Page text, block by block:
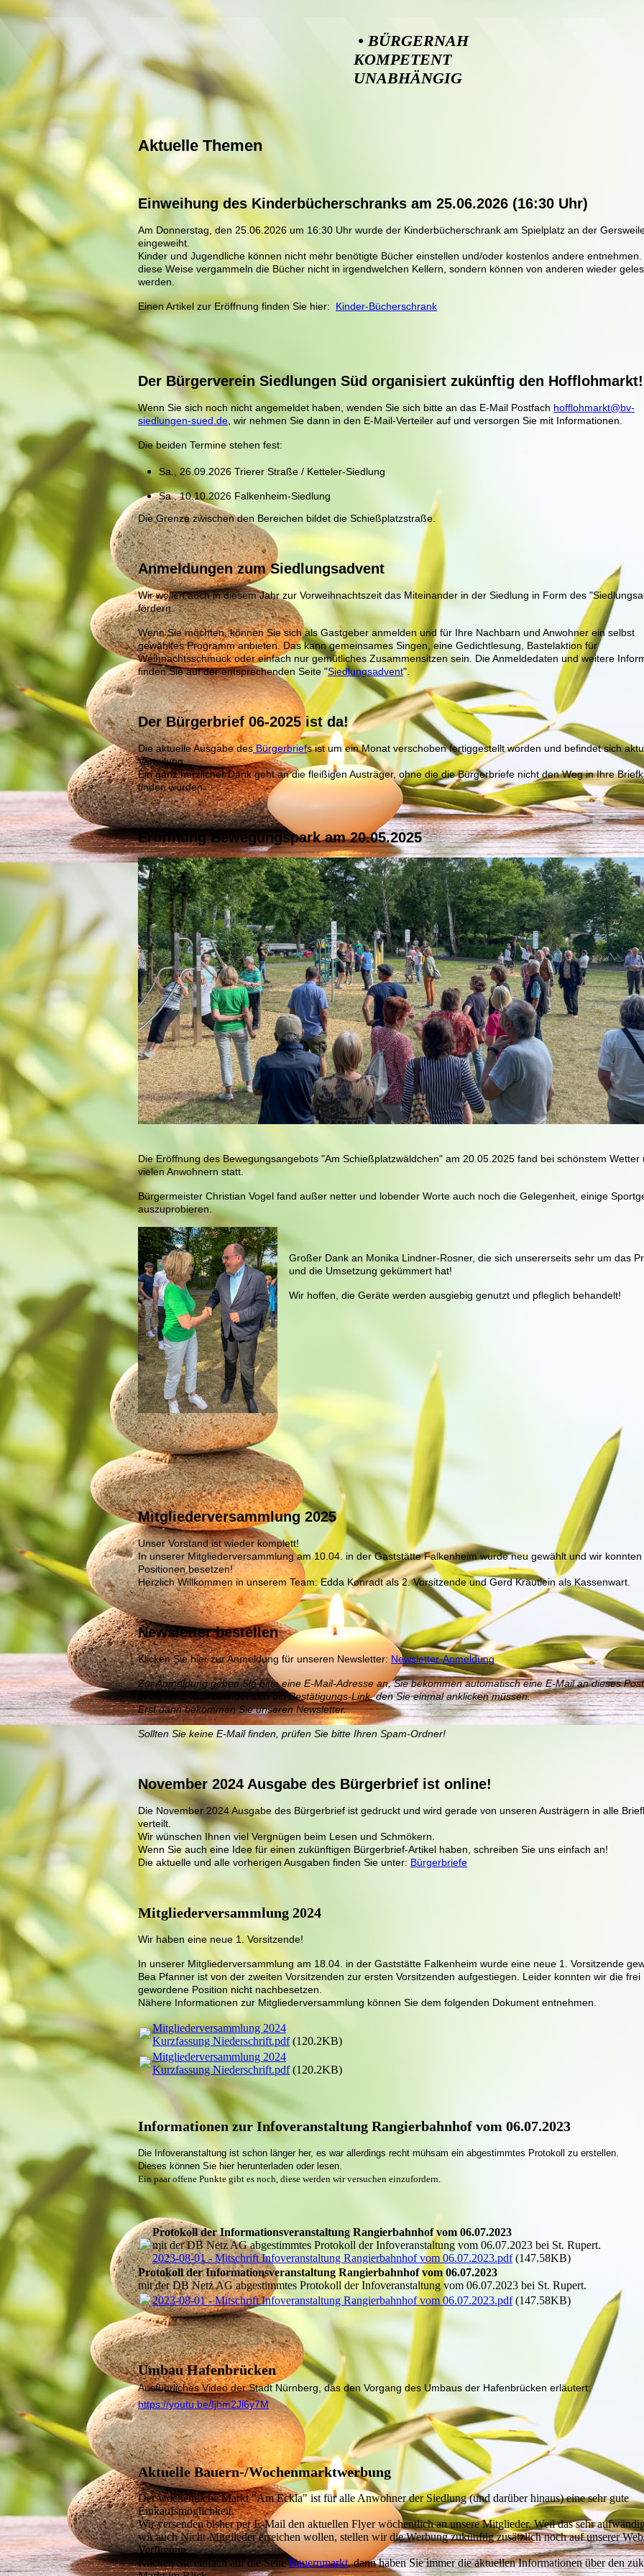
• BÜRGERNAH
KOMPETENT
UNABHÄNGIG
Aktuelle Themen
Einweihung des Kinderbücherschranks am 25.06.2026 (16:30 Uhr)
Am Donnerstag, den 25.06.2026 um 16:30 Uhr wurde der Kinderbücherschrank am Spielplatz an der
eingeweiht.
Kinder und Jugendliche können nicht mehr benötigte Bücher einstellen und/oder kostenlos andere entnehmen.
diese Weise vergammeln die Bücher nicht in irgendwelchen Kellern, sondern können von anderen wieder
werden.
Einen Artikel zur Eröffnung finden Sie hier: Kinder-Bücherschrank
Der Bürgerverein Siedlungen Süd organisiert zukünftig den Hofflohmarkt!
Wenn Sie sich noch nicht angemeldet haben, wenden Sie sich bitte an das E-Mail Postfach hofflohmarkt@bv-
siedlungen-sued.de, wir nehmen Sie dann in den E-Mail-Verteiler auf und versorgen Sie mit Informationen.
Die beiden Termine stehen fest:
Sa., 26.09.2026 Trierer Straße / Ketteler-Siedlung
Sa., 10.10.2026 Falkenheim-Siedlung
Die Grenze zwischen den Bereichen bildet die Schießplatzstraße.
Anmeldungen zum Siedlungsadvent
Wir wollen auch in diesem Jahr zur Vorweihnachtszeit das Miteinander in der Siedlung in Form des
fördern.
Wenn Sie möchten, können Sie sich als Gastgeber anmelden und für Ihre Nachbarn und Anwohner ein selbst
gewähltes Programm anbieten. Das kann gemeinsames Singen, eine Gedichtlesung, Bastelaktion für
Weihnachtsschmuck oder einfach nur gemütliches Zusammensitzen sein. Die Anmeldedaten und weitere
finden Sie auf der entsprechenden Seite "Siedlungsadvent".
Der Bürgerbrief 06-2025 ist da!
Die aktuelle Ausgabe desBürgerbriefs ist um ein Monat verschoben fertiggestellt worden und befindet sich
Verteilung.
Ein ganz herzlicher Dank geht an die fleißigen Austräger, ohne die die Bürgerbriefe nicht den Weg in Ihre
finden würden.
Eröffnung Bewegungspark am 20.05.2025
Die Eröffnung des Bewegungsangebots "Am Schießplatzwäldchen" am 20.05.2025 fand bei schönstem Wetter
vielen Anwohnern statt.
Bürgermeister Christian Vogel fand außer netter und lobender Worte auch noch die Gelegenheit, einige
auszuprobieren.
Großer Dank an Monika Lindner-Rosner, die sich unsererseits sehr um das
und die Umsetzung gekümmert hat!
Wir hoffen, die Geräte werden ausgiebig genutzt und pfleglich behandelt!
Mitgliederversammlung 2025
Unser Vorstand ist wieder komplett!
In unserer Mitgliederversammlung am 10.04. in der Gaststätte Falkenheim wurde neu gewählt und wir konnten
Positionen besetzen!
Herzlich Willkommen in unserem Team: Edda Konradt als 2. Vorsitzende und Gerd Kräutlein als Kassenwart.
Newsletter bestellen
Klicken Sie hier zur Anmeldung für unseren Newsletter: Newsletter-Anmeldung
Zur Anmeldung geben Sie bitte eine E-Mail-Adresse an, Sie bekommen automatisch eine E-Mail an dieses
In dieser E-Mail befindet sich ein Bestätigungs-Link, den Sie einmal anklicken müssen.
Erst dann bekommen Sie unseren Newsletter.
Sollten Sie keine E-Mail finden, prüfen Sie bitte Ihren Spam-Ordner!
November 2024 Ausgabe des Bürgerbrief ist online!
Die November 2024 Ausgabe des Bürgerbrief ist gedruckt und wird gerade von unseren Austrägern in alle
verteilt.
Wir wünschen Ihnen viel Vergnügen beim Lesen und Schmökern.
Wenn Sie auch eine Idee für einen zukünftigen Bürgerbrief-Artikel haben, schreiben Sie uns einfach an!
Die aktuelle und alle vorherigen Ausgaben finden Sie unter: Bürgerbriefe
Mitgliederversammlung 2024
Wir haben eine neue 1. Vorsitzende!
In unserer Mitgliederversammlung am 18.04. in der Gaststätte Falkenheim wurde eine neue 1. Vorsitzende
Bea Pfanner ist von der zweiten Vorsitzenden zur ersten Vorsitzenden aufgestiegen. Leider konnten wir die frei
gewordene Position nicht nachbesetzen.
Nähere Informationen zur Mitgliederversammlung können Sie dem folgenden Dokument entnehmen.
Mitgliederversammlung 2024
Kurzfassung Niederschrift.pdf(120.2KB)
Mitgliederversammlung 2024
Kurzfassung Niederschrift.pdf(120.2KB)
Informationen zur Infoveranstaltung Rangierbahnhof vom 06.07.2023
Die Infoveranstaltung ist schon länger her, es war allerdings recht mühsam ein abgestimmtes Protokoll zu erstellen.
Dieses können Sie hier herunterladen oder lesen.
Ein paar offene Punkte gibt es noch, diese werden wir versuchen einzufordern.
Protokoll der Informationsveranstaltung Rangierbahnhof vom 06.07.2023
mit der DB Netz AG abgestimmtes Protokoll der Infoveranstaltung vom 06.07.2023 bei St. Rupert.
2023-08-01 - Mitschrift Infoveranstaltung Rangierbahnhof vom 06.07.2023.pdf(147.58KB)
Protokoll der Informationsveranstaltung Rangierbahnhof vom 06.07.2023
mit der DB Netz AG abgestimmtes Protokoll der Infoveranstaltung vom 06.07.2023 bei St. Rupert.
2023-08-01 - Mitschrift Infoveranstaltung Rangierbahnhof vom 06.07.2023.pdf(147.58KB)
Umbau Hafenbrücken
Ausführliches Video der Stadt Nürnberg, das den Vorgang des Umbaus der Hafenbrücken erläutert:
https://youtu.be/Ijhm2Jl6y7M
Aktuelle Bauern-/Wochenmarktwerbung
Der wöchentliche Markt "Am Eckla" ist für alle Anwohner der Siedlung (und darüber hinaus) eine sehr gute
Einkaufsmöglichkeit.
Wir versenden bisher per E-Mail den aktuellen Flyer wöchentlich an unsere Mitglieder. Weil das sehr
wir auch Nicht-Mitglieder erreichen wollen, stellen wir die Werbung zukünftig zusätzlich noch auf unserer
Verfügung.
Klicken Sie einfach auf die SeiteBauernmarkt, dann haben Sie immer die aktuellen Informationen über den